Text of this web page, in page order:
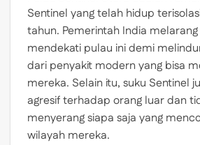
Sentinel yang telah hidup
tahun. Pemerintah India
mendekati pulau ini demi
dari penyakit modern yang bisa
mereka. Selain itu, suku Sentinel
agresif terhadap orang luar dan
menyerang siapa saja yang
wilayah mereka.